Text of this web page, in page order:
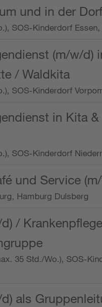
und in der
SOS-Kinderdorf Essen,
(m/w/d)
/ Waldkita
SOS-Kinderdorf
in Kita &
SOS-Kinderdorf
und Service
Hamburg Dulsberg
/
35 Std./Wo.), SOS-
als